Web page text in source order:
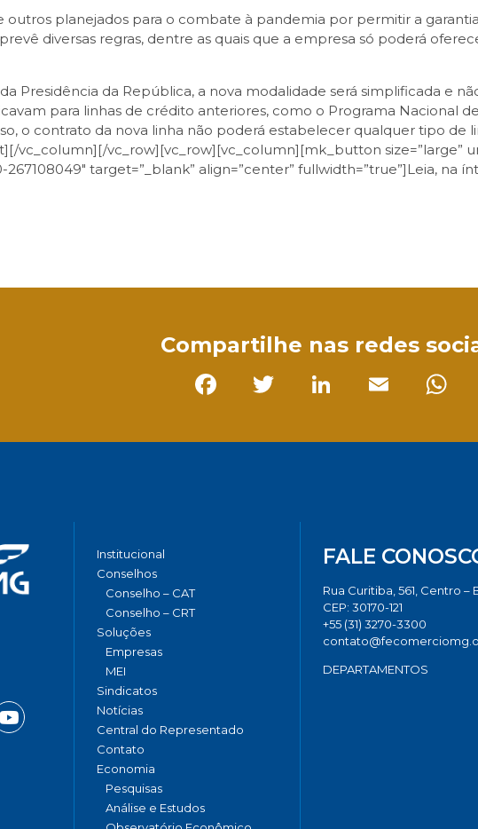
outros planejados para o combate à pandemia por permitir a
diversas regras, dentre as quais que a empresa só poderá
Presidência da República, a nova modalidade será simplificada e
para linhas de crédito anteriores, como o Programa Nacional
o contrato da nova linha não poderá estabelecer qualquer tipo de
vc_column][/vc_row][vc_row][vc_column][mk_button size=”large”
target=”_blank” align=”center” fullwidth=”true”]Leia, na
Compartilhe nas redes
Institucional
Conselhos
Conselho – CAT
Conselho – CRT
Soluções
Empresas
MEI
Sindicatos
Notícias
Central do Representado
Contato
Economia
Pesquisas
Análise e Estudos
FALE
Rua Curitiba, 561, Centro –
CEP: 30170-121
+55 (31) 3270-3300
DEPARTAMENTOS